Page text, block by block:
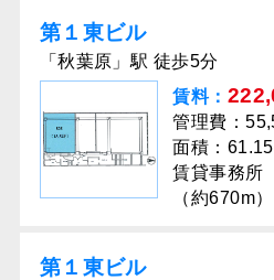
第１東ビル
「秋葉原」駅 徒歩5分
賃料：
管理費：
面積：
賃貸事務所
（約670m）
第１東ビル